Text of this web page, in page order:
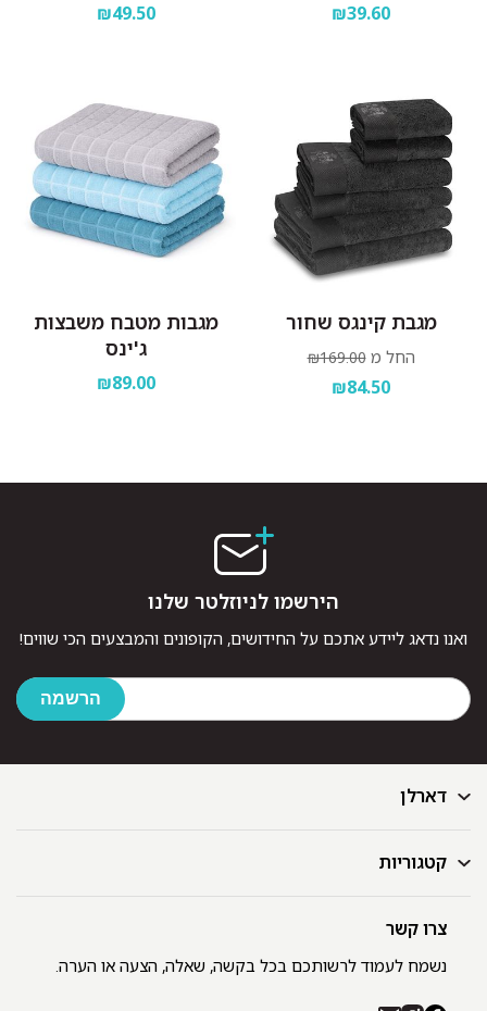
₪39.60
₪49.50
מגבת קינגס שחור
החל מ ₪169.00
₪84.50
מגבות מטבח משבצות
ג'ינס
₪89.00
דארלן
דף הבית
GIFT CARD
רשימת חנויות
קטגוריות
מצעים
מגבות
צרו קשר
נשמח לעמוד לרשותכם בכל בקשה, שאלה, הצעה או הערה.
הירשמו לניוזלטר שלנו
ואנו נדאג ליידע אתכם על החידושים, הקופונים והמבצעים הכי שווים!